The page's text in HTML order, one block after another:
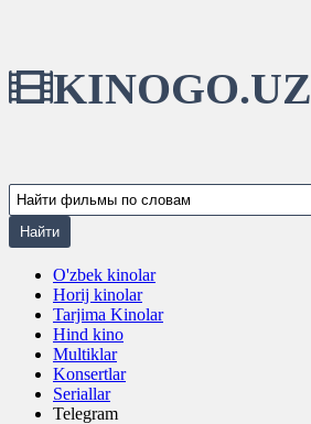
KINOGO.UZ
O'zbek kinolar
Horij kinolar
Tarjima Kinolar
Hind kino
Multiklar
Konsertlar
Seriallar
Telegram